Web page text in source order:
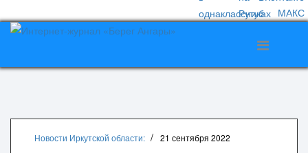
Новости Иркутской области: 21 сентября 2022